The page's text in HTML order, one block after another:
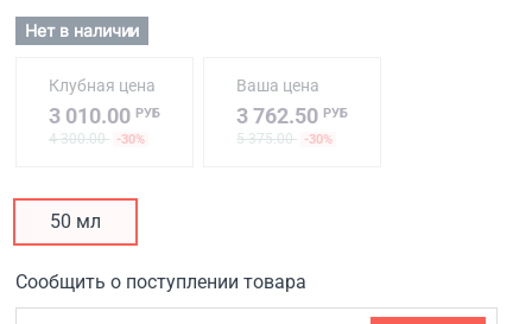
Нет в наличии
Клубная цена
3 010.00 РУБ
4 300.00 -30%
Ваша цена
3 762.50РУБ
5 375.00 -30%
50 мл
Сообщить о поступлении товара